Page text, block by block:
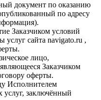
документ по оказанию
по адресу
Заказчиком условий
услуг сайта navigato.ru ,
лицо,
Заказчиком
оферты.
Исполнителем
услуг, заключённый